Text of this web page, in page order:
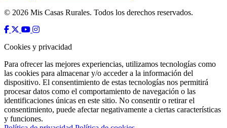
© 2026 Mis Casas Rurales. Todos los derechos reservados.
Cookies y privacidad
Para ofrecer las mejores experiencias, utilizamos tecnologías como
las cookies para almacenar y/o acceder a la información del
dispositivo. El consentimiento de estas tecnologías nos permitirá
procesar datos como el comportamiento de navegación o las
identificaciones únicas en este sitio. No consentir o retirar el
consentimiento, puede afectar negativamente a ciertas características
y funciones.